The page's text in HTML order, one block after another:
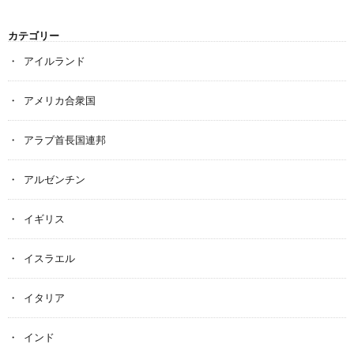
カテゴリー
アイルランド
アメリカ合衆国
アラブ首長国連邦
アルゼンチン
イギリス
イスラエル
イタリア
インド